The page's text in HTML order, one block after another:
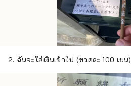
2. ฉันจะใส่เงินเข้าไป (ขวดละ 100 เยน)